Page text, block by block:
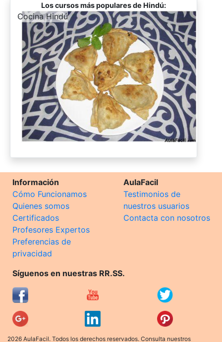
Los cursos más populares de Hindú:
-
Cocina Hindú
Información
Cómo Funcionamos
Quienes somos
Certificados
Profesores Expertos
Preferencias de
privacidad
AulaFacil
Testimonios de
nuestros usuarios
Contacta con nosotros
Síguenos en nuestras RR.SS.
2026 AulaFacil. Todos los derechos reservados. Consulta nuestros